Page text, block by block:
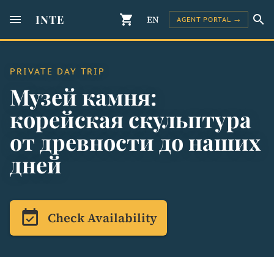
menu INTE shopping_cart EN AGENT PORTAL → search
PRIVATE DAY TRIP
Музей камня:
корейская скульптура
от древности до наших
дней
event_available Check Availability